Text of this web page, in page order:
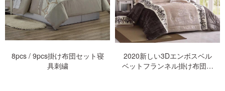
8pcs / 9pcs掛け布団セット寝
具刺繍
2020新しい3Dエンボスベル
ベットフランネル掛け布団セ